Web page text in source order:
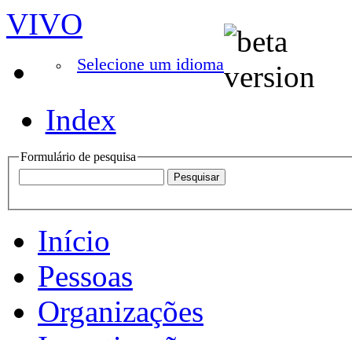
VIVO
Selecione um idioma
Index
Formulário de pesquisa
Início
Pessoas
Organizações